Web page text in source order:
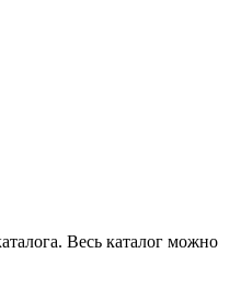
Весь каталог можно